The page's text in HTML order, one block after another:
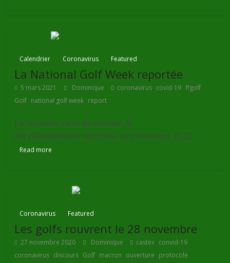
Calendrier Coronavirus Featured
La National Golf Week reportée
5 mars 2021 Dominique coronavirus, covid-19,ffgolf,
Golf, national golf week, report
La nouvelle vient de tomber, la
est officiellement reportée au printemps 2022.
Read more
Coronavirus Featured
Les golfs rouvrent le 28 novembre
27 novembre 2020 Dominique castex, convid-19,
coronavirus, discours, Golf, macron, ouverture, protocole